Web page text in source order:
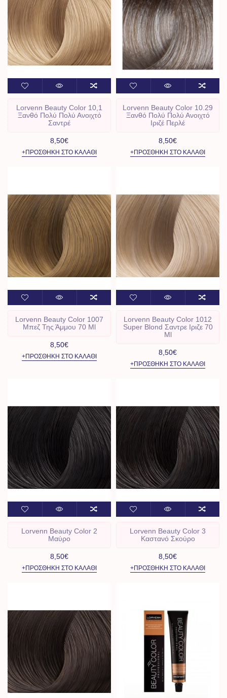
Lorvenn Beauty Color 10,1
Ξανθό Πολύ Πολύ Ανοιχτό
Σαντρέ
8,50€
+ΠΡΟΣΘΉΚΗ ΣΤΟ ΚΑΛΆΘΙ
Lorvenn Beauty Color 10.29
Ξανθό Πολύ Πολύ Ανοιχτό
Ιριζέ Περλέ
8,50€
+ΠΡΟΣΘΉΚΗ ΣΤΟ ΚΑΛΆΘΙ
Lorvenn Beauty Color 1007
Μπεζ Της Άμμου 70 Ml
8,50€
+ΠΡΟΣΘΉΚΗ ΣΤΟ ΚΑΛΆΘΙ
Lorvenn Beauty Color 1012
Super Blond Σαντρε Ιριζε 70
Ml
8,50€
+ΠΡΟΣΘΉΚΗ ΣΤΟ ΚΑΛΆΘΙ
Lorvenn Beauty Color 2
Μαύρο
8,50€
+ΠΡΟΣΘΉΚΗ ΣΤΟ ΚΑΛΆΘΙ
Lorvenn Beauty Color 3
Καστανό Σκούρο
8,50€
+ΠΡΟΣΘΉΚΗ ΣΤΟ ΚΑΛΆΘΙ